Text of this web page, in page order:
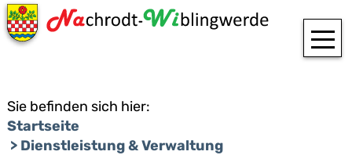
Sie befinden sich hier:
Startseite
Dienstleistung & Verwaltung